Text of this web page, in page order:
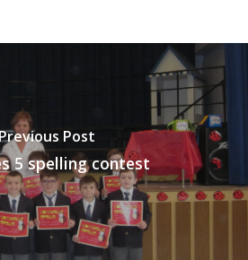
Post
5 spelling contest